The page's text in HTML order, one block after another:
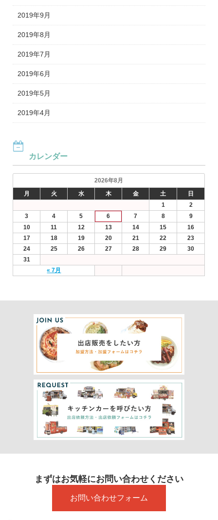
2019年9月
2019年8月
2019年7月
2019年6月
2019年5月
2019年4月
カレンダー
2026年8月
月
火 水 木 金 土 日
« 7月
1
2
3
4 5 6 7 8
9
10
11 12 13 14 15
16
17
18 19 20 21 22
23
24
25 26 27 28 29
30
31
まずはお気軽にお問い合わせください
お問い合わせフォーム